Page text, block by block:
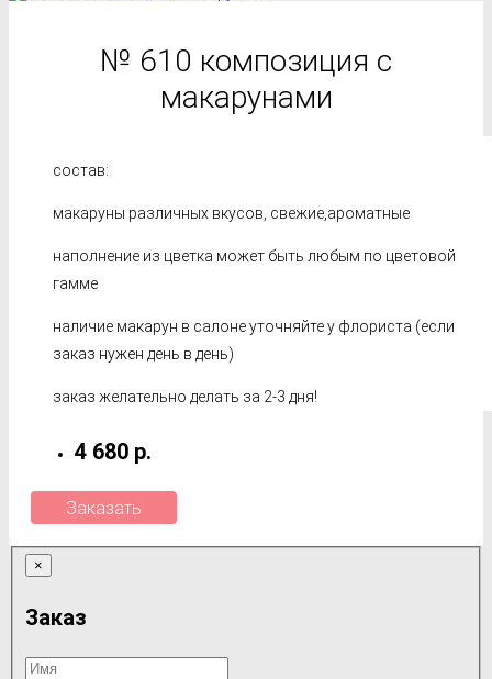
№ 610 композиция с
макарунами
состав:
макаруны различных вкусов, свежие,ароматные
наполнение из цветка может быть любым по цветовой
гамме
наличие макарун в салоне уточняйте у флориста (если
заказ нужен день в день)
заказ желательно делать за 2-3 дня!
4 680 р.
Заказать
×
Заказ